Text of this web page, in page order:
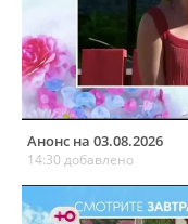
Анонс на 03.08.2026
14:30 добавлено